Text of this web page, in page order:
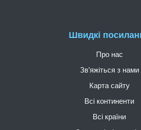
Швидкі
Про нас
Зв’яжіться з нами
Карта сайту
Всі континенти
Всі країни